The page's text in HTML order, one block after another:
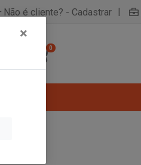
Não é cliente? - Cadastrar |
0
×